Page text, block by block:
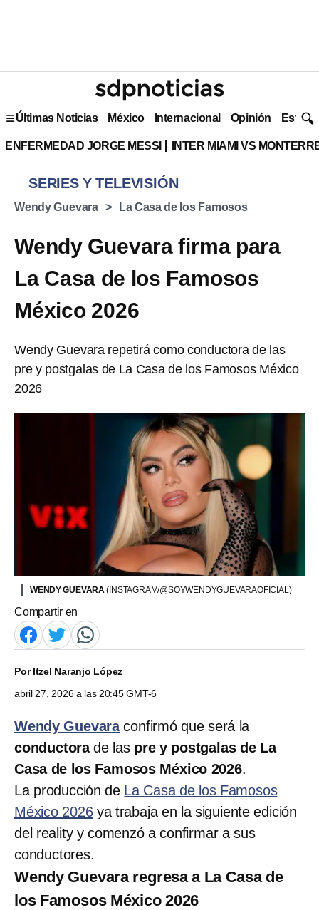
Últimas Noticias México Internacional Opinión Estilo
ENFERMEDAD JORGE MESSI INTER MIAMI VS
SERIES Y TELEVISIÓN
Wendy Guevara La Casa de los Famosos
Wendy Guevara firma para
La Casa de los Famosos
México 2026
Wendy Guevara repetirá como conductora de las
pre y postgalas de La Casa de los Famosos México
2026
WENDY GUEVARA(INSTAGRAM/@SOYWENDYGUEVARAOFICIAL)
Compartir en
PorItzel Naranjo López
abril 27, 2026 a las 20:45 GMT-6
Wendy Guevaraconfirmó que será la
conductorade las pre y postgalas de La
Casa de los Famosos México 2026.
La producción de La Casa de los Famosos
México 2026ya trabaja en la siguiente edición
del reality y comenzó a confirmar a sus
conductores.
Wendy Guevara regresa a La Casa de
los Famosos México 2026